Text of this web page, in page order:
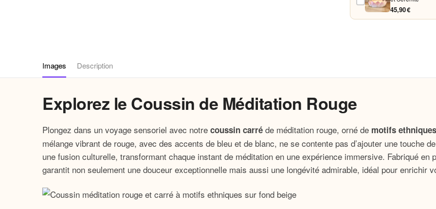
45,90 €
Images Description
Explorez le Coussin de Méditation Rouge
Plongez dans un voyage sensoriel avec notrecoussin carré de méditation rouge, orné de motifs ethniques
mélange vibrant de rouge, avec des accents de bleu et de blanc, ne se contente pas d’ajouter une touche
une fusion culturelle, transformant chaque instant de méditation en une expérience immersive. Fabriqué
garantit non seulement une douceur exceptionnelle mais aussi une longévité admirable, idéal pour enrichir